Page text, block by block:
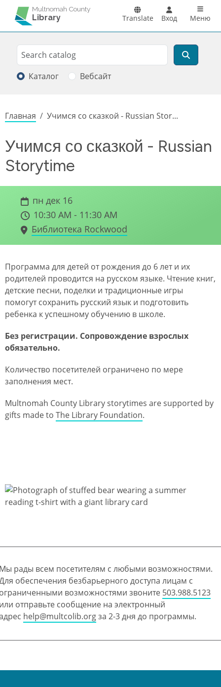
Перейти к основному содержанию
Multnomah County
Library Translate Вход Main
Меню
Search
Поиск
Каталог Вебсайт
Строка навигации
Главная Учимся со сказкой - Russian Stor...
Учимся со сказкой - Russian
Storytime
пн дек 16
10:30 AM - 11:30 AM
Библиотека Rockwood
Программа для детей от рождения до 6 лет и их
родителей проводится на русском языке. Чтение книг,
детские песни, поделки и традиционные игры
помогут сохранить русский язык и подготовить
ребенка к успешному обучению в школе.
Без регистрации. Сопровождение взрослых
обязательно.
Количество посетителей ограничено по мере
заполнения мест.
Multnomah County Library storytimes are supported by
gifts made to The Library Foundation.
рады всем посетителям с любыми возможностями.
обеспечения безбарьерного доступа лицам с
возможностями звоните 503.988.5123
отправьте сообщение на электронный
help@multcolib.orgза 2-3 дня до программы.